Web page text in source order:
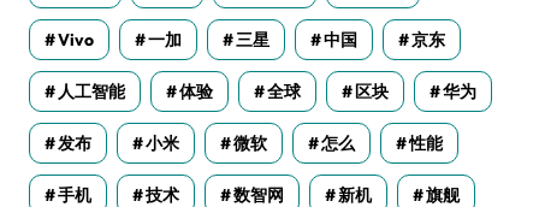
Vivo 一加 三星 中国 京东
人工智能 体验 全球 区块 华为
发布 小米 微软 怎么 性能
手机 技术 数智网 新机 旗舰